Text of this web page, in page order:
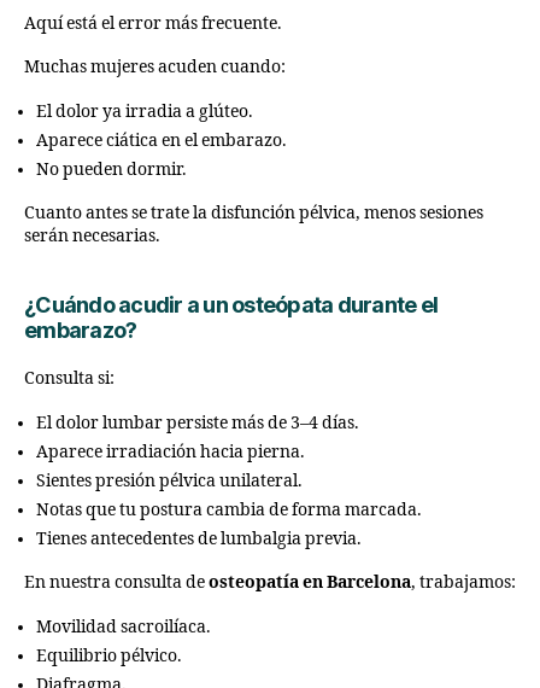
Aquí está el error más frecuente.
Muchas mujeres acuden cuando:
El dolor ya irradia a glúteo.
Aparece ciática en el embarazo.
No pueden dormir.
Cuanto antes se trate la disfunción pélvica, menos sesiones
serán necesarias.
¿Cuándo acudir a un osteópata durante el
embarazo?
Consulta si:
El dolor lumbar persiste más de 3–4 días.
Aparece irradiación hacia pierna.
Sientes presión pélvica unilateral.
Notas que tu postura cambia de forma marcada.
Tienes antecedentes de lumbalgia previa.
En nuestra consulta deosteopatía en Barcelona, trabajamos:
Movilidad sacroilíaca.
Equilibrio pélvico.